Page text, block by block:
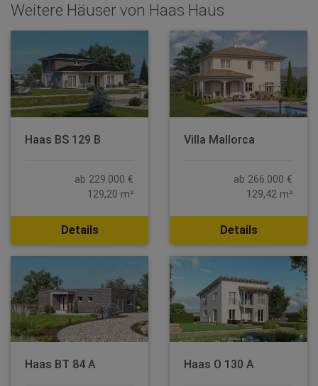
Weitere Häuser von Haas Haus
Haas BS 129 B
ab 229.000 €
129,20 m²
Details
Villa Mallorca
ab 266.000 €
129,42 m²
Details
Haas BT 84 A Haas O 130 A